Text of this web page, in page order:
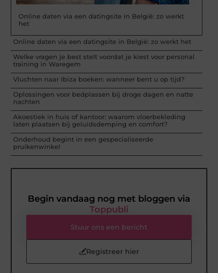
Online daten via een datingsite in België: zo werkt
het
Online daten via een datingsite in België: zo werkt het
Welke vragen je best stelt voordat je kiest voor personal
training in Waregem
Vluchten naar Ibiza boeken: wanneer bent u op tijd?
Oplossingen voor bedplassen bij droge dagen en natte
nachten
Akoestiek in huis of kantoor: waarom vloerbekleding
laten plaatsen bij geluidsdemping en comfort?
Onderhoud begint in een gespecialiseerde
pruikenwinkel
Begin vandaag nog met bloggen via
Toppubli
Stuur ons een bericht
Registreer hier